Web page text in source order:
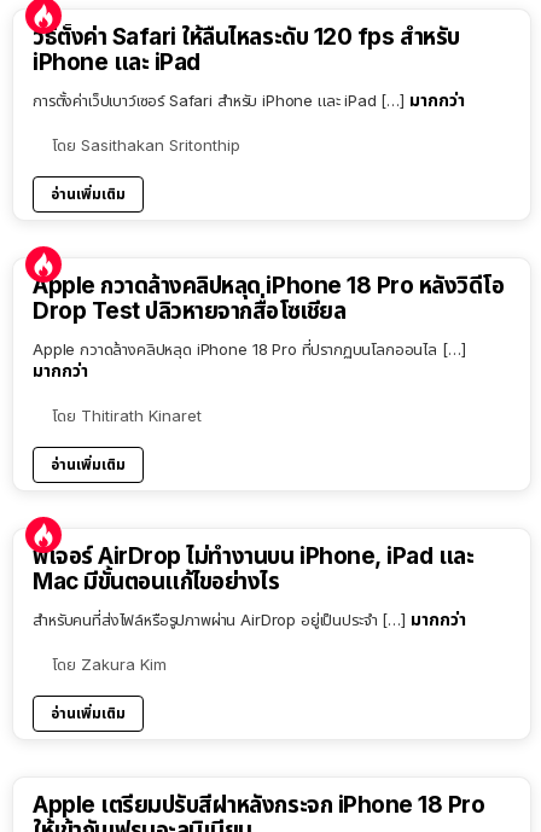
วิธีตั้งค่า Safari ให้ลื่นไหลระดับ 120 fps สำหรับ
iPhone และ iPad
การตั้งค่าเว็ปเบาว์เซอร์ Safari สำหรับ iPhone และ iPad […] มากกว่า
โดย Sasithakan Sritonthip
อ่านเพิ่มเติม
Apple กวาดล้างคลิปหลุด iPhone 18 Pro หลังวิดีโอ
Drop Test ปลิวหายจากสื่อโซเชียล
Apple กวาดล้างคลิปหลุด iPhone 18 Pro ที่ปรากฏบนโลกออนไล […]
มากกว่า
โดย Thitirath Kinaret
อ่านเพิ่มเติม
ฟีเจอร์ AirDrop ไม่ทำงานบน iPhone, iPad และ
Mac มีขั้นตอนแก้ไขอย่างไร
สำหรับคนที่ส่งไฟล์หรือรูปภาพผ่าน AirDrop อยู่เป็นประจำ […] มากกว่า
โดย Zakura Kim
อ่านเพิ่มเติม
Apple เตรียมปรับสีฝาหลังกระจก iPhone 18 Pro